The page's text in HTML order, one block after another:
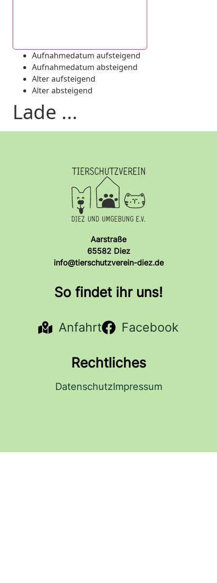
Aufnahmedatum aufsteigend
Aufnahmedatum absteigend
Alter aufsteigend
Alter absteigend
Lade ...
Aarstraße
65582 Diez
info@tierschutzverein-diez.de
So findet ihr uns!
Anfahrt Facebook
Rechtliches
DatenschutzImpressum